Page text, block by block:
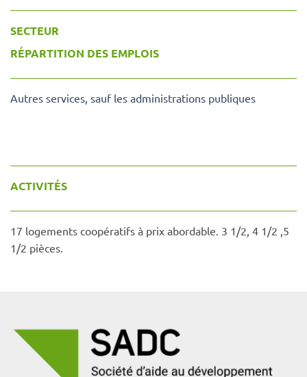
SECTEUR
RÉPARTITION DES EMPLOIS
Autres services, sauf les administrations publiques
ACTIVITÉS
17 logements coopératifs à prix abordable. 3 1/2, 4 1/2 ,5
1/2 pièces.